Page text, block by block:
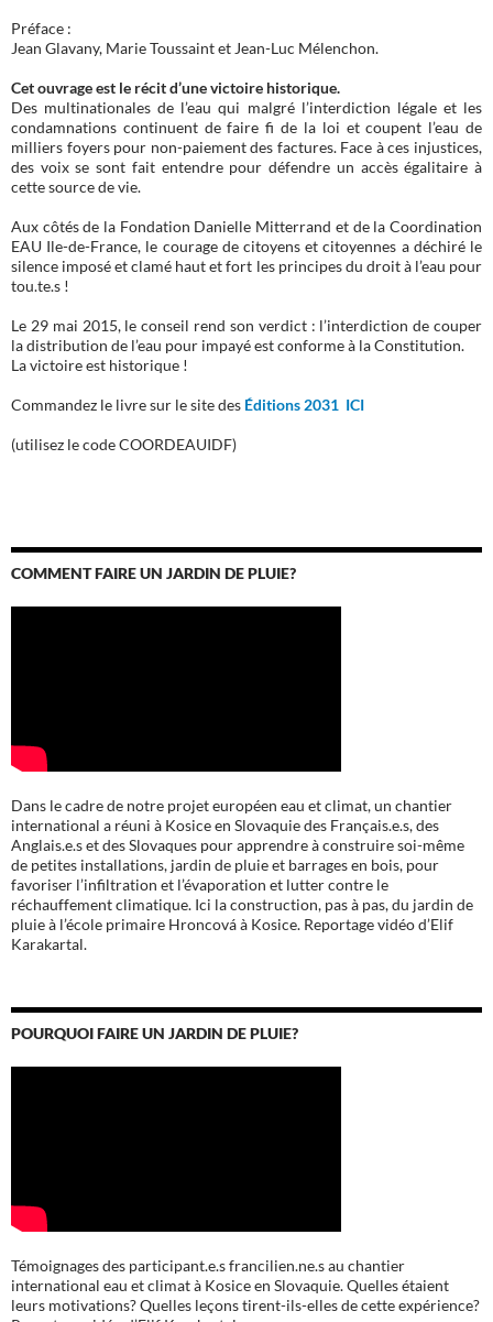
Préface :
Jean Glavany, Marie Toussaint et Jean-Luc Mélenchon.
Cet ouvrage est le récit d’une victoire historique.
Des multinationales de l’eau qui malgré l’interdiction légale et les
condamnations continuent de faire fi de la loi et coupent l’eau de
milliers foyers pour non-paiement des factures. Face à ces injustices,
des voix se sont fait entendre pour défendre un accès égalitaire à
cette source de vie.
Aux côtés de la Fondation Danielle Mitterrand et de la Coordination
EAU Ile-de-France, le courage de citoyens et citoyennes a déchiré le
silence imposé et clamé haut et fort les principes du droit à l’eau pour
tou.te.s !
Le 29 mai 2015, le conseil rend son verdict : l’interdiction de couper
la distribution de l’eau pour impayé est conforme à la Constitution.
La victoire est historique !
Commandez le livre sur le site des Éditions 2031 ICI
(utilisez le code COORDEAUIDF)
COMMENT FAIRE UN JARDIN DE PLUIE?
Dans le cadre de notre projet européen eau et climat, un chantier
international a réuni à Kosice en Slovaquie des Français.e.s, des
Anglais.e.s et des Slovaques pour apprendre à construire soi-même
de petites installations, jardin de pluie et barrages en bois, pour
favoriser l’infiltration et l’évaporation et lutter contre le
réchauffement climatique. Ici la construction, pas à pas, du jardin de
pluie à l’école primaire Hroncová à Kosice. Reportage vidéo d’Elif
Karakartal.
POURQUOI FAIRE UN JARDIN DE PLUIE?
Témoignages des participant.e.s francilien.ne.s au chantier
international eau et climat à Kosice en Slovaquie. Quelles étaient
leurs motivations? Quelles leçons tirent-ils-elles de cette expérience?